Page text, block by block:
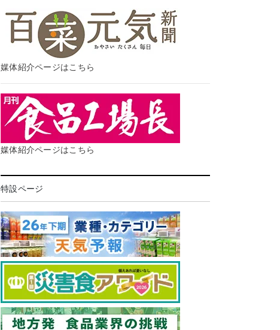
媒体紹介ページはこちら
媒体紹介ページはこちら
特設ページ